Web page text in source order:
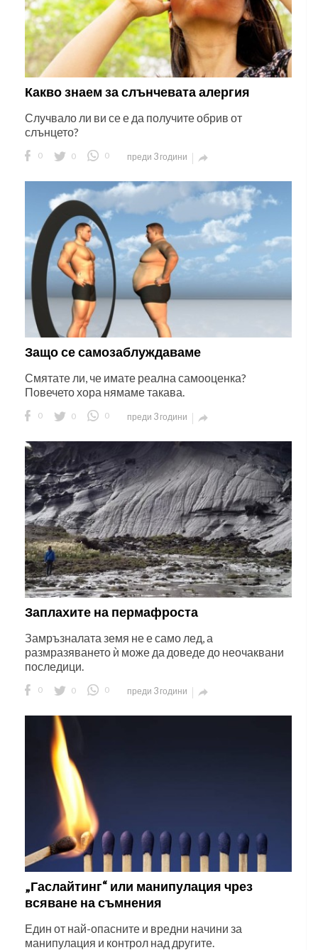
Какво знаем за слънчевата алергия
Случвало ли ви се е да получите обрив от
слънцето?
0 0 0 преди 3 години 
Защо се самозаблуждаваме
Смятате ли, че имате реална самооценка?
Повечето хора нямаме такава.
0 0 0 преди 3 години 
Заплахите на пермафроста
Замръзналата земя не е само лед, а
размразяването ѝ може да доведе до неочаквани
последици.
0 0 0 преди 3 години 
„Гаслайтинг“ или манипулация чрез
всяване на съмнения
Един от най-опасните и вредни начини за
манипулация и контрол над другите.